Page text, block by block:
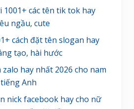
1001+ các tên tik tok hay
ngầu, cute
cách đặt tên slogan hay
tạo, hài hước
zalo hay nhất 2026 cho nam
Anh
nick facebook hay cho nữ